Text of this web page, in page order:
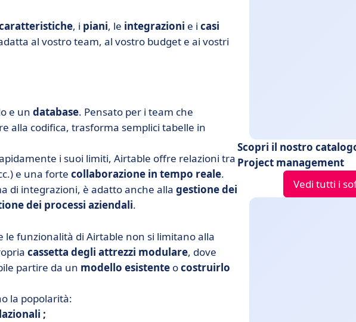
progetti
, i piani, le integrazioni e i casi
al vostro team, al vostro budget e ai vostri
e un database. Pensato per i team che
alla codifica, trasforma semplici tabelle in
i suoi limiti, Airtable offre relazioni tra
e una forte collaborazione in tempo reale.
di integrazioni, è adatto anche alla gestione dei
dei processi aziendali.
funzionalità di Airtable non si limitano alla
cassetta degli attrezzi modulare, dove
partire da un modello esistente ocostruirlo
la popolarità:
;
Scopri il nostro
Project management
Vedi tutti i